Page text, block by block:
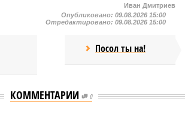
Иван Дмитриев
Опубликовано: 09.08.2026 15:00
Отредактировано: 09.08.2026 15:00
Посол ты на!
КОММЕНТАРИИ 0